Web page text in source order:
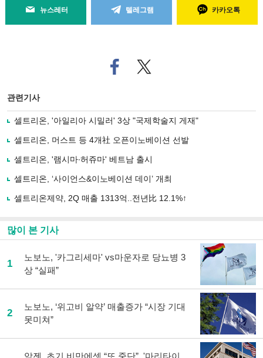
뉴스레터 텔레그램 카카오톡
페
이
로
기
사
유
기
트위
터로
관련기사
셀트리온, '아일리아 시밀러' 3상 "국제학술지 게재"
셀트리온, 머스트 등 4개社 오픈이노베이션 선발
셀트리온, '램시마∙허쥬마' 베트남 출시
셀트리온, ‘사이언스&이노베이션 데이’ 개최
셀트리온제약, 2Q 매출 1313억..전년比 12.1%↑
많이 본 기사
1
노보노, '카그리세마' vs마운자로 당뇨병 3
상 “실패”
2
노보노, ‘위고비 알약’ 매출증가 “시장 기대
못미쳐”
암젠, 초기 비만에셋 “또 중단”..'마리타이